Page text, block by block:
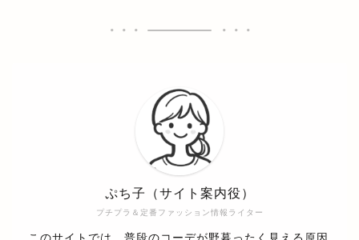
プチプラ＆定番ファッション情報ライター
ぷち子（サイト案内役）